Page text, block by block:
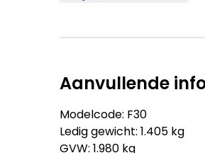
Aanvullende
Modelcode: F30
Ledig gewicht: 1.405 kg
GVW: 1.980 kg